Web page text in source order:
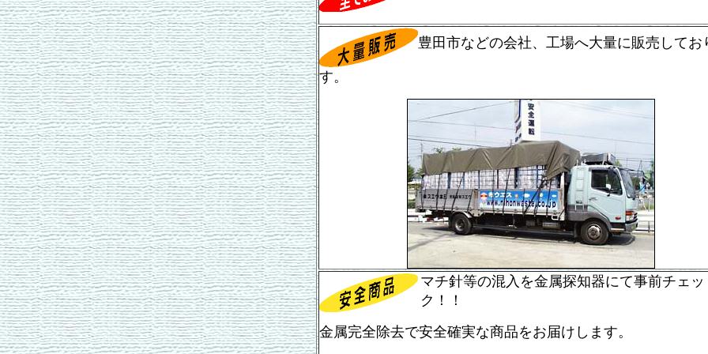
豊田市などの会社、工場へ大量に販売してお
す。
マチ針等の混入を金属探知器にて事前チェッ
ク！！
金属完全除去で安全確実な商品をお届けします。